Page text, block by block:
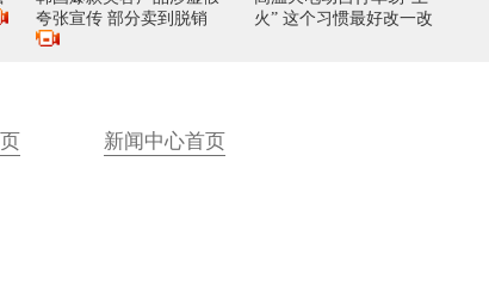
夸张宣传 部分卖到脱销
火” 这个习惯最好改一改
新闻中心首页